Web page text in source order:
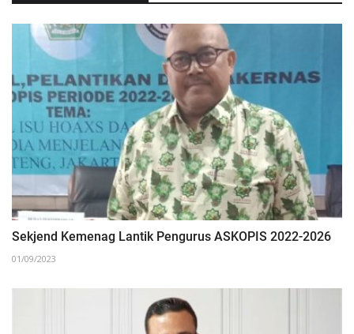
Sekjend Kemenag Lantik Pengurus ASKOPIS 2022-2026
01/09/2023